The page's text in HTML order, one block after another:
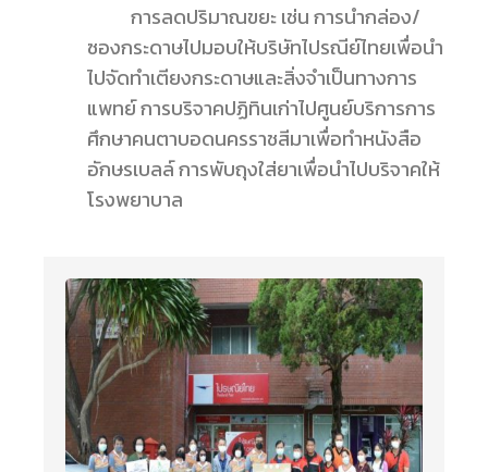
การลดปริมาณขยะ เช่น การนำกล่อง/
ซองกระดาษไปมอบให้บริษัทไปรณีย์ไทยเพื่อนำ
ไปจัดทำเตียงกระดาษและสิ่งจำเป็นทางการ
แพทย์ การบริจาคปฏิทินเก่าไปศูนย์บริการการ
ศึกษาคนตาบอดนครราชสีมาเพื่อทำหนังสือ
อักษรเบลล์ การพับถุงใส่ยาเพื่อนำไปบริจาคให้
โรงพยาบาล